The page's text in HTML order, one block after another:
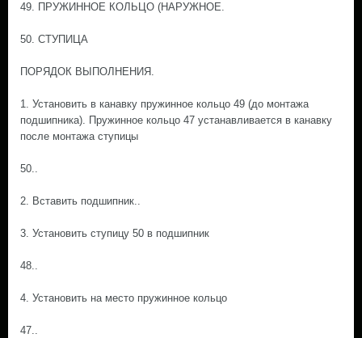
49. ПРУЖИННОЕ КОЛЬЦО (НАРУЖНОЕ.
50. СТУПИЦА
ПОРЯДОК ВЫПОЛНЕНИЯ.
1. Установить в канавку пружинное кольцо 49 (до монтажа
подшипника). Пружинное кольцо 47 устанавливается в канавку
после монтажа ступицы
50..
2. Вставить подшипник..
3. Установить ступицу 50 в подшипник
48..
4. Установить на место пружинное кольцо
47..